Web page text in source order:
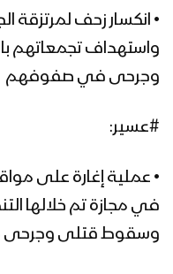
• انكسار زحف
واستهداف تجمعاتهم
وجرحى في صفوفهم
#عسير:
• عملية إغارة على
في مجازة تم خلالها
وسقوط قتلى وجرحى